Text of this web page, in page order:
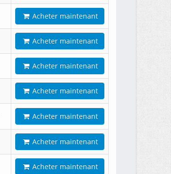
Acheter maintenant
Acheter maintenant
Acheter maintenant
Acheter maintenant
Acheter maintenant
Acheter maintenant
Acheter maintenant